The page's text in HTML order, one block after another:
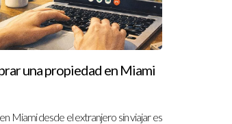
una propiedad en Miami
Miami desde el extranjero sin viajar es